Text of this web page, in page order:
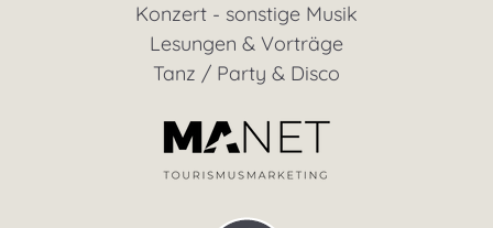
Konzert - sonstige Musik
Lesungen & Vorträge
Tanz / Party & Disco